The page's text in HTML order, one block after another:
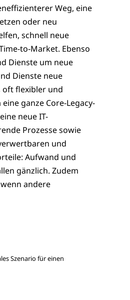
Weg, eine
oder neu
schnell neue
to-Market. Ebenso
Dienste um neue
Dienste neue
oft flexibler und
ganze Core-Legacy-
neue IT-
Prozesse sowie
und
Aufwand und
gänzlich. Zudem
andere
Szenario für einen